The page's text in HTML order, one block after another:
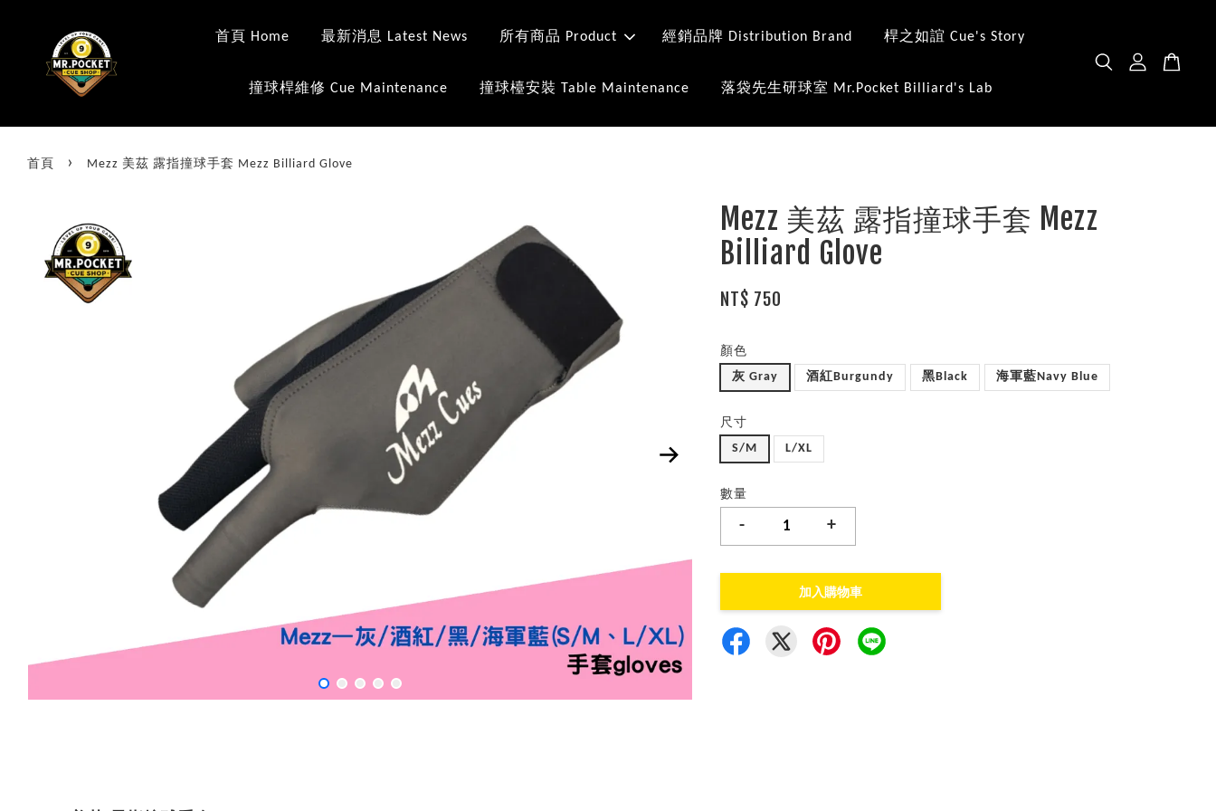
首頁 Home 最新消息 Latest News 所有商品 Product 經銷品牌 Distribution Brand 桿之如誼 Cue's Story
撞球桿維修 Cue Maintenance 撞球檯安裝 Table Maintenance 落袋先生研球室 Mr.Pocket Billiard's Lab
首頁 › Mezz 美茲 露指撞球手套 Mezz Billiard Glove
Mezz 美茲 露指撞球手套 Mezz
Billiard Glove
NT$ 750
顏色
灰 Gray
酒紅Burgundy 黑Black 海軍藍Navy Blue
尺寸
S/M
L/XL
數量
- +
加入購物車